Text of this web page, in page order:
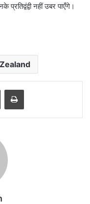
नहीं उबर पाएँगे।
Share via Email Print